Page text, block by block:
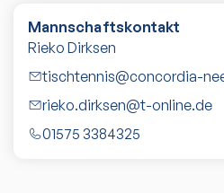
Mannschaftskontakt
Rieko Dirksen
tischtennis@concordia-
rieko.dirksen@t-online.de
01575 3384325